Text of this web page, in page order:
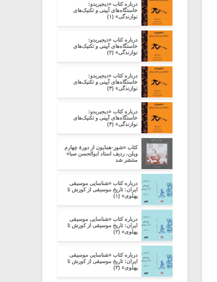
درباره کتاب «دیجیریدو:
خاستگاه‌های آیینی و تکنیک‌های
نوازندگی» (۱)
درباره کتاب «دیجیریدو:
خاستگاه‌های آیینی و تکنیک‌های
نوازندگی» (۲)
درباره کتاب «دیجیریدو:
خاستگاه‌های آیینی و تکنیک‌های
نوازندگی» (۳)
درباره کتاب «دیجیریدو:
خاستگاه‌های آیینی و تکنیک‌های
نوازندگی» (۴)
کتاب «شور-همایون از دورۀ چهارم
ویلن، ردیف استاد ابوالحسن صبا»
منتشر شد
درباره کتاب «شناسایی موسیقی
ایران: تاریخ موسیقی از کورش تا
پهلوی» (۱)
درباره کتاب «شناسایی موسیقی
ایران: تاریخ موسیقی از کورش تا
پهلوی» (۲)
درباره کتاب «شناسایی موسیقی
ایران: تاریخ موسیقی از کورش تا
پهلوی» (۳)